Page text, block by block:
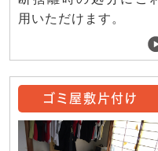
用いただけます。
ゴミ屋敷片付け